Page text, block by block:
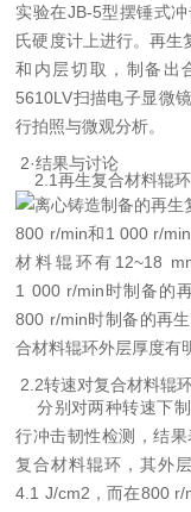
实验在JB-5型摆锤式
氏硬度计上进行。再生
和内层切取，制备出
5610LV扫描电子显微
行拍照与微观分析。
2·结果与讨论
2.1再生复合材料辊
800 r/min和1 000 r/
材料辊环有12~18
1 000 r/min时制备的
800 r/min时制备的再
合材料辊环外层厚度有
2.2转速对复合材料辊
分别对两种转速下制
行冲击韧性检测，结
复合材料辊环，其外
4.1 J/cm2，而在800 r/